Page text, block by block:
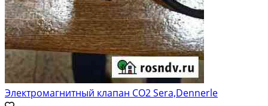
Электромагнитный клапан CO2 Sera,Dennerle